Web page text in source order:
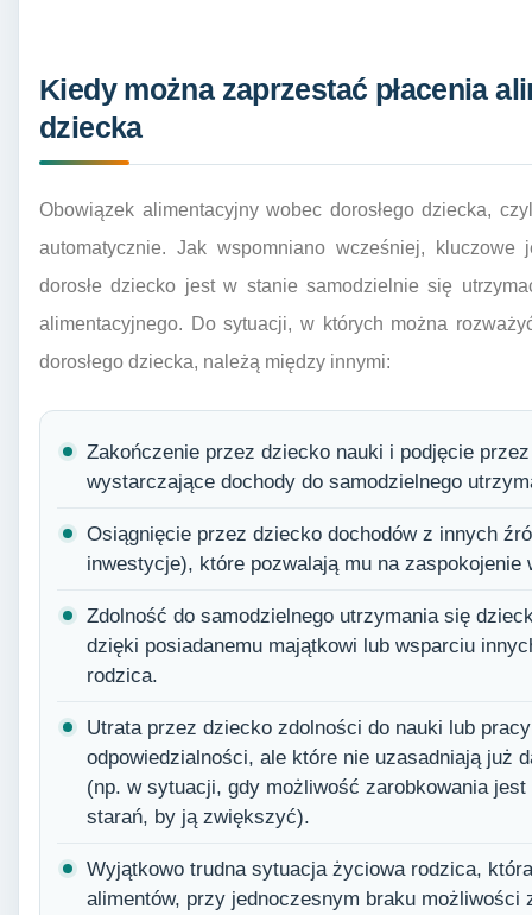
Kiedy można zaprzestać płacenia
dziecka
Obowiązek alimentacyjny wobec dorosłego dziecka,
automatycznie. Jak wspomniano wcześniej,
dorosłe dziecko jest w stanie samodzielnie się
alimentacyjnego. Do sytuacji, w których można
dorosłego dziecka, należą między innymi:
Zakończenie przez dziecko nauki i podjęcie
wystarczające dochody do samodzielnego
Osiągnięcie przez dziecko dochodów z innych
inwestycje), które pozwalają mu na zaspokojenie
Zdolność do samodzielnego utrzymania się
dzięki posiadanemu majątkowi lub wsparciu
rodzica.
Utrata przez dziecko zdolności do nauki lub
odpowiedzialności, ale które nie uzasadniają już
(np. w sytuacji, gdy możliwość zarobkowania
starań, by ją zwiększyć).
Wyjątkowo trudna sytuacja życiowa rodzica,
alimentów, przy jednoczesnym braku